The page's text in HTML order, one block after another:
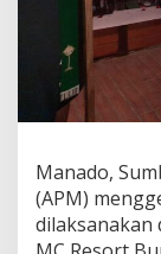
Manado,
(APM)
dilaksanakan